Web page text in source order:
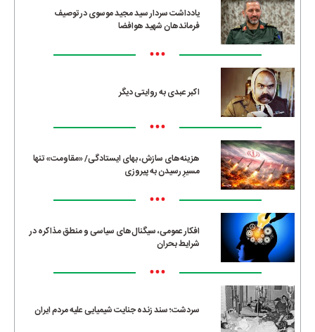
یادداشت سردار سید مجید موسوی در توصیف
فرماندهان شهید هوافضا
•••
اکبر عبدی به روایتی دیگر
•••
هزینه‌های سازش، بهای ایستادگی/ «مقاومت» تنها
مسیرِ رسیدن به پیروزی
•••
افکار عمومی، سیگنال‌های سیاسی و منطق مذاکره در
شرایط بحران
•••
سردشت؛ سند زنده جنایت شیمیایی علیه مردم ایران